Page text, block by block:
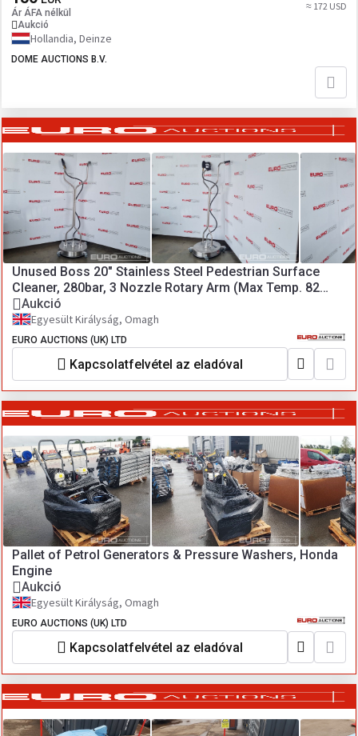
Ár ÁFA nélkül
Aukció
≈ 172 USD
Hollandia, Deinze
DOME AUCTIONS B.V.
Unused Boss 20" Stainless Steel Pedestrian Surface
Cleaner, 280bar, 3 Nozzle Rotary Arm (Max Temp. 82
Degrees) (50 of) (CONT 34)
Aukció
Egyesült Királyság, Omagh
EURO AUCTIONS (UK) LTD
Kapcsolatfelvétel az eladóval
Pallet of Petrol Generators & Pressure Washers, Honda
Engine
Aukció
Egyesült Királyság, Omagh
EURO AUCTIONS (UK) LTD
Kapcsolatfelvétel az eladóval